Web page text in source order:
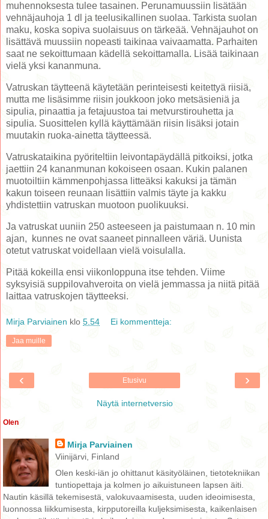
muhennoksesta tulee tasainen. Perunamuussiin lisätään
vehnäjauhoja 1 dl ja teelusikallinen suolaa. Tarkista suolan
maku, koska sopiva suolaisuus on tärkeää. Vehnäjauhot on
lisättävä muussiin nopeasti taikinaa vaivaamatta. Parhaiten
saat ne sekoittumaan kädellä sekoittamalla. Lisää taikinaan
vielä yksi kananmuna.
Vatruskan täytteenä käytetään perinteisesti keitettyä riisiä,
mutta me lisäsimme riisin joukkoon joko metsäsieniä ja
sipulia, pinaattia ja fetajuustoa tai metvurstirouhetta ja
sipulia. Suosittelen kyllä käyttämään riisin lisäksi jotain
muutakin ruoka-ainetta täytteessä.
Vatruskataikina pyöriteltiin leivontapäydällä pitkoiksi, jotka
jaettiin 24 kananmunan kokoiseen osaan. Kukin palanen
muotoiltiin kämmenpohjassa litteäksi kakuksi ja tämän
kakun toiseen reunaan lisättiin valmis täyte ja kakku
yhdistettiin vatruskan muotoon puolikuuksi.
Ja vatruskat uuniin 250 asteeseen ja paistumaan n. 10 min
ajan, kunnes ne ovat saaneet pinnalleen väriä. Uunista
otetut vatruskat voidellaan vielä voisulalla.
Pitää kokeilla ensi viikonloppuna itse tehden. Viime
syksyisiä suppilovahveroita on vielä jemmassa ja niitä pitää
laittaa vatruskojen täytteeksi.
Mirja Parviainen klo 5.54 Ei kommentteja:
Jaa muille
‹ ›
Etusivu
Näytä internetversio
Olen
Mirja Parviainen
Viinijärvi, Finland
Olen keski-iän jo ohittanut käsityöläinen, tietotekniikan
tuntiopettaja ja kolmen jo aikuistuneen lapsen äiti.
Nautin käsillä tekemisestä, valokuvaamisesta, uuden ideoimisesta,
luonnossa liikkumisesta, kirpputoreilla kuljeksimisesta, kaikenlaisen